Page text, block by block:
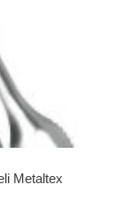
Metaltex